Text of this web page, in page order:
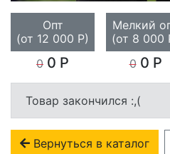
Опт
(от 12 000 Р)
0 0 Р
Мелкий
(от 8 000
00 Р
Товар закончился :,(
Вернуться в каталог